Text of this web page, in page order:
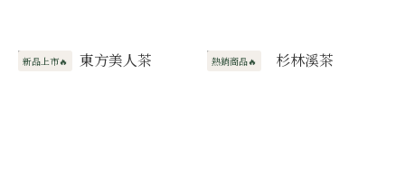
新品上市🔥 熱銷商品🔥